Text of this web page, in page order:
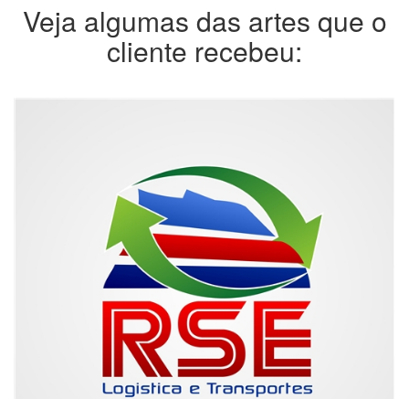
Veja algumas das artes que o
cliente recebeu: